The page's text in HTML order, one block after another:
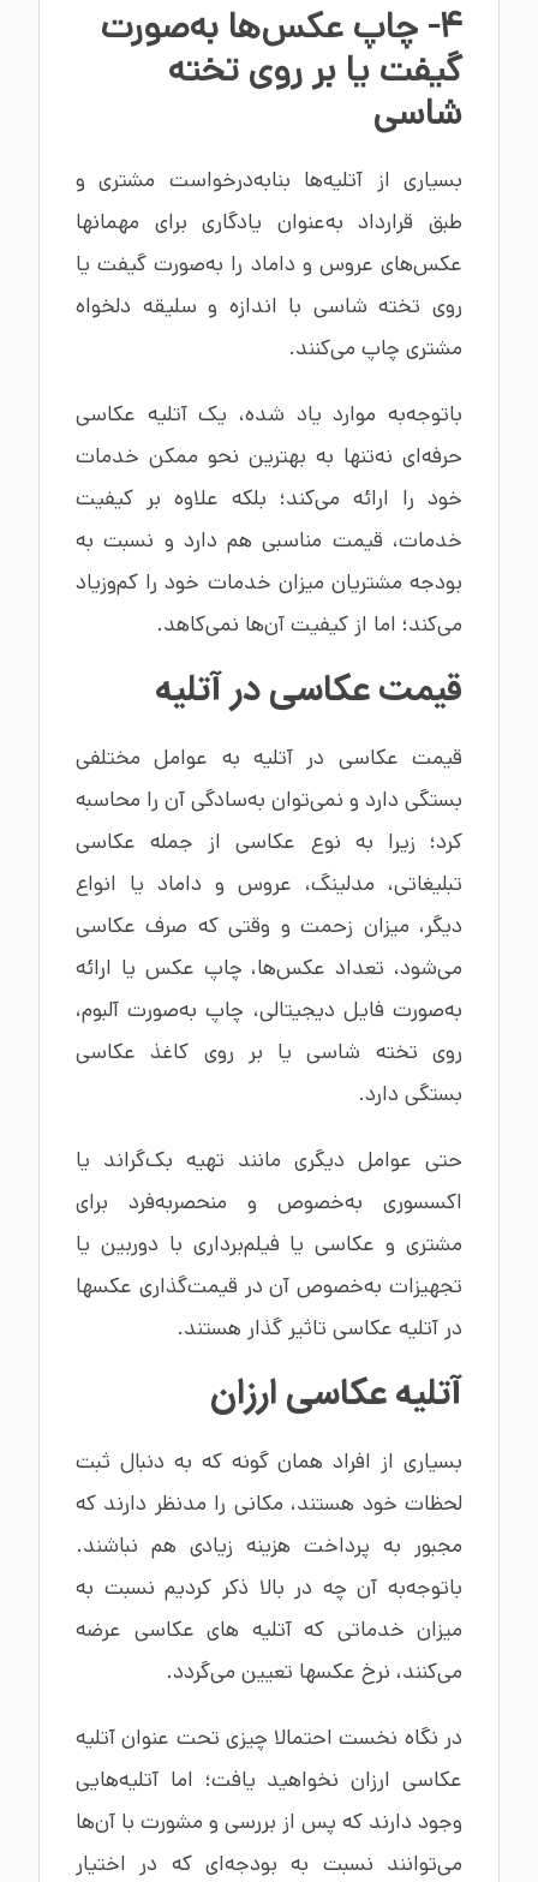
4- چاپ عکس‌ها به‌صورت
گیفت یا بر روی تخته
شاسی
بسیاری از آتلیه‌ها بنابه‌درخواست مشتری و
طبق قرارداد به‌عنوان یادگاری برای مهمانها
عکس‌های عروس و داماد را به‌صورت گیفت یا
روی تخته شاسی با اندازه و سلیقه دلخواه
مشتری چاپ می‌کنند.
باتوجه‌به موارد یاد شده، یک آتلیه عکاسی
حرفه‌ای نه‌تنها به بهترین نحو ممکن خدمات
خود را ارائه می‌کند؛ بلکه علاوه بر کیفیت
خدمات، قیمت مناسبی هم دارد و نسبت به
بودجه مشتریان میزان خدمات خود را کم‌وزیاد
می‌کند؛ اما از کیفیت آن‌ها نمی‌کاهد.
قیمت عکاسی در آتلیه
قیمت عکاسی در آتلیه به عوامل مختلفی
بستگی دارد و نمی‌توان به‌سادگی آن را محاسبه
کرد؛ زیرا به نوع عکاسی از جمله عکاسی
تبلیغاتی، مدلینگ، عروس و داماد یا انواع
دیگر، میزان زحمت و وقتی که صرف عکاسی
می‌شود، تعداد عکس‌ها، چاپ عکس یا ارائه
به‌صورت فایل دیجیتالی، چاپ به‌صورت آلبوم،
روی تخته شاسی یا بر روی کاغذ عکاسی
بستگی دارد.
حتی عوامل دیگری مانند تهیه بک‌گراند یا
اکسسوری به‌خصوص و منحصربه‌فرد برای
مشتری و عکاسی یا فیلم‌برداری با دوربین یا
تجهیزات به‌خصوص آن در قیمت‌گذاری عکسها
در آتلیه عکاسی تاثیر گذار هستند.
آتلیه عکاسی ارزان
بسیاری از افراد همان گونه که به دنبال ثبت
لحظات خود هستند، مکانی را مدنظر دارند که
مجبور به پرداخت هزینه زیادی هم نباشند.
باتوجه‌به آن چه در بالا ذکر کردیم نسبت به
میزان خدماتی که آتلیه های عکاسی عرضه
می‌کنند، نرخ عکسها تعیین می‌گردد.
در نگاه نخست احتمالا چیزی تحت عنوان آتلیه
عکاسی ارزان نخواهید یافت؛ اما آتلیه‌هایی
وجود دارند که پس از بررسی و مشورت با آن‌ها
می‌توانند نسبت به بودجه‌ای که در اختیار